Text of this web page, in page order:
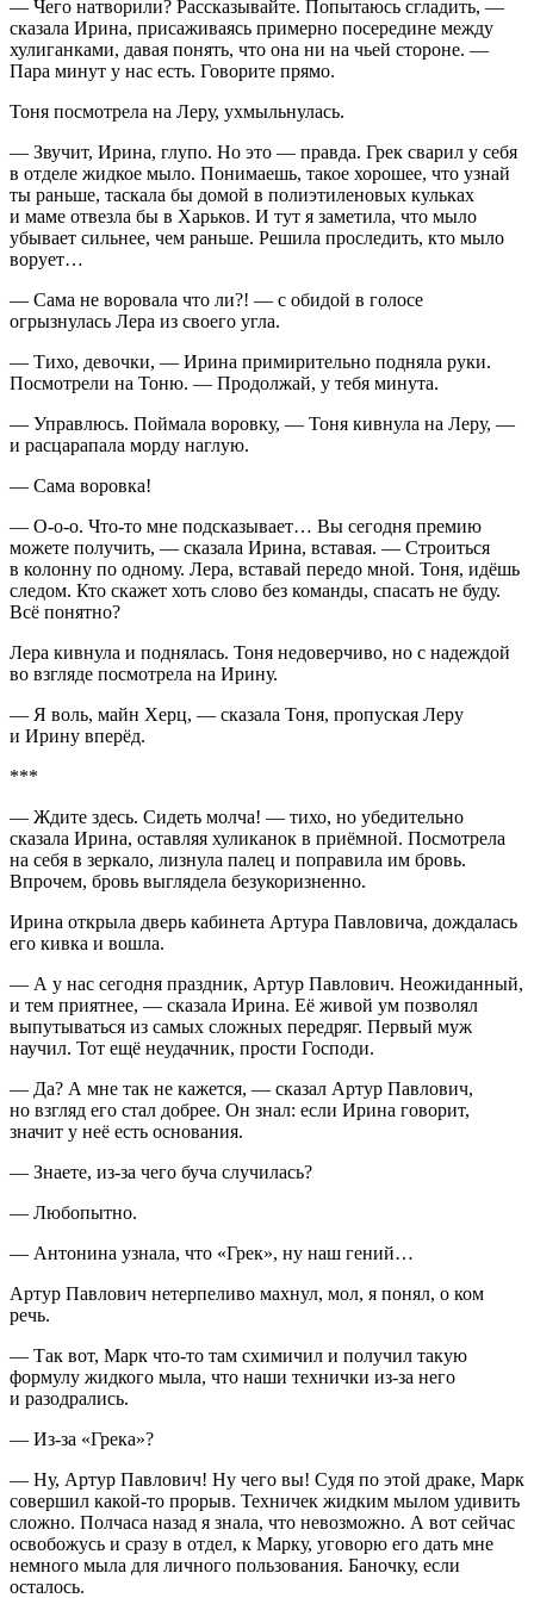
— Чего натворили? Рассказывайте. Попытаюсь сгладить, —
сказала Ирина, присаживаясь примерно посередине между
хулиганками, давая понять, что она ни на чьей стороне. —
Пара минут у нас есть. Говорите прямо.
Тоня посмотрела на Леру, ухмыльнулась.
— Звучит, Ирина, глупо. Но это — правда. Грек сварил у себя
в отделе жидкое мыло. Понимаешь, такое хорошее, что узнай
ты раньше, таскала бы домой в полиэтиленовых кульках
и маме отвезла бы в Харьков. И тут я заметила, что мыло
убывает сильнее, чем раньше. Решила проследить, кто мыло
ворует…
— Сама не воровала что ли?! — с обидой в голосе
огрызнулась Лера из своего угла.
— Тихо, девочки, — Ирина примирительно подняла руки.
Посмотрели на Тоню. — Продолжай, у тебя минута.
— Управлюсь. Поймала воровку, — Тоня кивнула на Леру, —
и расцарапала морду наглую.
— Сама воровка!
— О-о-о. Что-то мне подсказывает… Вы сегодня премию
можете получить, — сказала Ирина, вставая. — Строиться
в колонну по одному. Лера, вставай передо мной. Тоня, идёшь
следом. Кто скажет хоть слово без команды, спасать не буду.
Всё понятно?
Лера кивнула и поднялась. Тоня недоверчиво, но с надеждой
во взгляде посмотрела на Ирину.
— Я воль, майн Херц, — сказала Тоня, пропуская Леру
и Ирину вперёд.
***
— Ждите здесь. Сидеть молча! — тихо, но убедительно
сказала Ирина, оставляя хуликанок в приёмной. Посмотрела
на себя в зеркало, лизнула палец и поправила им бровь.
Впрочем, бровь выглядела безукоризненно.
Ирина открыла дверь кабинета Артура Павловича, дождалась
его кивка и вошла.
— А у нас сегодня праздник, Артур Павлович. Неожиданный,
и тем приятнее, — сказала Ирина. Её живой ум позволял
выпутываться из самых сложных передряг. Первый муж
научил. Тот ещё неудачник, прости Господи.
— Да? А мне так не кажется, — сказал Артур Павлович,
но взгляд его стал добрее. Он знал: если Ирина говорит,
значит у неё есть основания.
— Знаете, из-за чего буча случилась?
— Любопытно.
— Антонина узнала, что «Грек», ну наш гений…
Артур Павлович нетерпеливо махнул, мол, я понял, о ком
речь.
— Так вот, Марк что-то там схимичил и получил такую
формулу жидкого мыла, что наши технички из-за него
и разодрались.
— Из-за «Грека»?
— Ну, Артур Павлович! Ну чего вы! Судя по этой драке, Марк
совершил какой-то прорыв. Техничек жидким мылом удивить
сложно. Полчаса назад я знала, что невозможно. А вот сейчас
освобожусь и сразу в отдел, к Марку, уговорю его дать мне
немного мыла для личного пользования. Баночку, если
осталось.